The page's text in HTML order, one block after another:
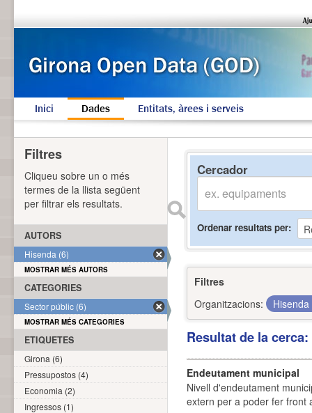
Inici Dades Entitats, àrees i serveis
Cercador
Ordenar resultats per
Filtres
Organitzacions:
Hisenda
Resultat de la
Endeutament municipal
Nivell d'endeutament
extern per a poder fer front
Filtres
Cliqueu sobre un o més
termes de la llista següent
per filtrar els resultats.
AUTORS
Hisenda (6)
MOSTRAR MÉS AUTORS
CATEGORIES
Sector públic (6)
MOSTRAR MÉS CATEGORIES
ETIQUETES
Girona (6)
Pressupostos (4)
Economia (2)
Ingressos (1)